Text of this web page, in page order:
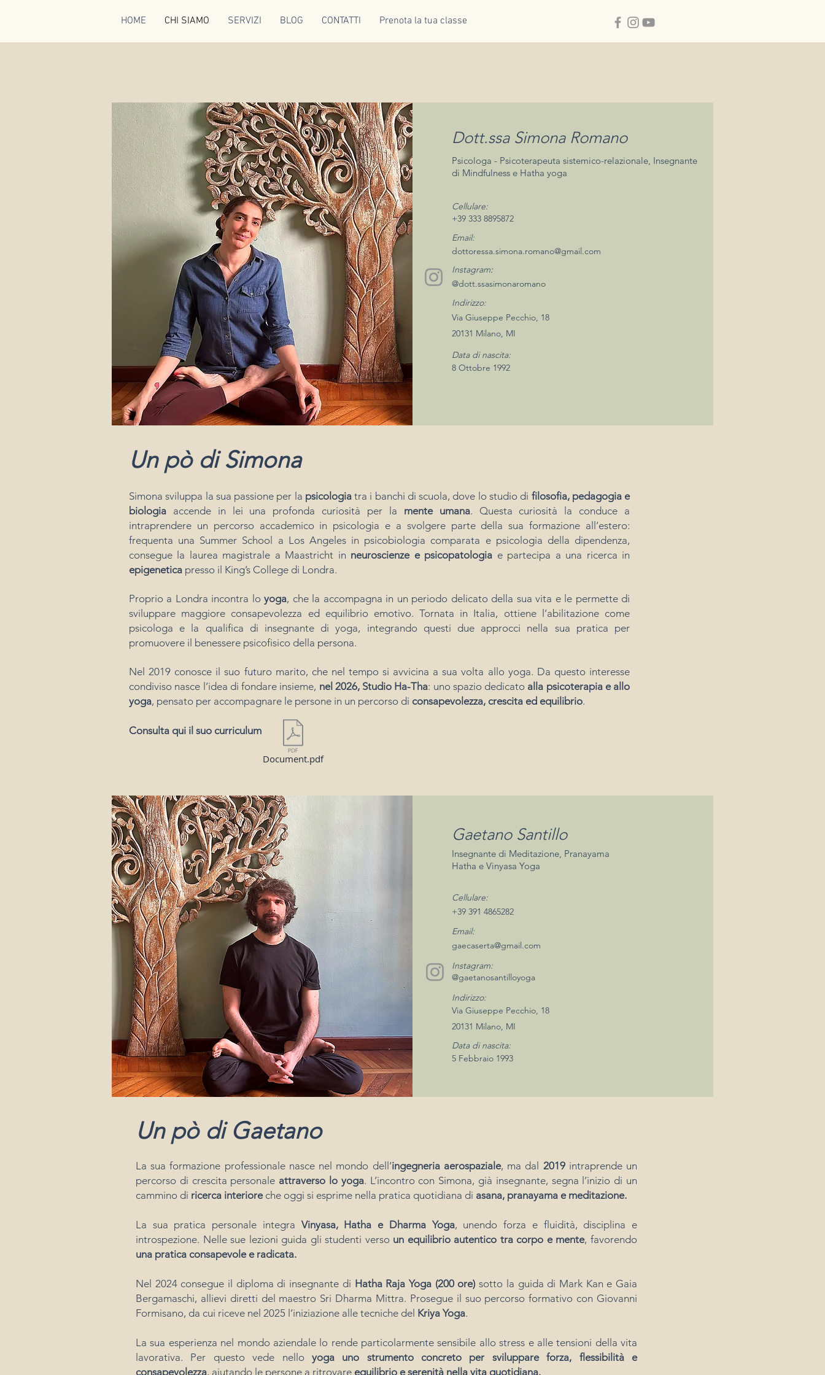
HOME CHI SIAMO SERVIZI BLOG CONTATTI Prenota la tua classe
Dott.ssa Simona Romano
Psicologa - Psicoterapeuta sistemico-relazionale, Insegnante
di Mindfulness e Hatha yoga
Cellulare:
+39 333 8895872
Email:
dottoressa.simona.romano@gmail.com
Instagram:
@dott.ssasimonaromano
Indirizzo:
Via Giuseppe Pecchio, 18
20131 Milano, MI
Data di nascita:
8 Ottobre 1992
Un pò di Simona
Simona sviluppa la sua passione per la psicologiatra i banchi di scuola, dove lo studio di filosofia, pedagogia e
biologia accende in lei una profonda curiosità per la mente umana. Questa curiosità la conduce a
intraprendere un percorso accademico in psicologia e a svolgere parte della sua formazione all’estero:
frequenta una Summer School a Los Angeles in psicobiologia comparata e psicologia della dipendenza,
consegue la laurea magistrale a Maastricht in neuroscienze e psicopatologia e partecipa a una ricerca in
epigenetica presso il King’s College di Londra.
Proprio a Londra incontra loyoga, che la accompagna in un periodo delicato della sua vita e le permette di
sviluppare maggiore consapevolezza ed equilibrio emotivo. Tornata in Italia, ottiene l’abilitazione come
psicologa e la qualifica di insegnante di yoga, integrando questi due approcci nella sua pratica per
promuovere il benessere psicofisico della persona.
Nel 2019 conosce il suo futuro marito, che nel tempo si avvicina a sua volta allo yoga. Da questo interesse
condiviso nasce l’idea di fondare insieme, nel 2026, Studio Ha-Tha: uno spazio dedicato alla psicoterapia e allo
yoga, pensato per accompagnare le persone in un percorso di consapevolezza, crescita ed equilibrio.
Consulta qui il suo curriculum
Document.pdf
Gaetano Santillo
Insegnante di Meditazione, Pranayama
Hatha e Vinyasa Yoga
Cellulare:
+39 391 4865282
Email:
gaecaserta@gmail.com
Instagram:
@gaetanosantilloyoga
Indirizzo:
Via Giuseppe Pecchio, 18
20131 Milano, MI
Data di nascita:
5 Febbraio 1993
Un pò di Gaetano
La sua formazione professionale nasce nel mondo dell’ingegneria aerospaziale, ma dal 2019 intraprende un
percorso di crescita personale attraverso lo yoga. L’incontro con Simona, già insegnante, segna l’inizio di un
cammino di ricerca interiore che oggi si esprime nella pratica quotidiana di asana, pranayama e meditazione.
La sua pratica personale integra Vinyasa, Hatha e Dharma Yoga, unendo forza e fluidità, disciplina e
introspezione. Nelle sue lezioni guida gli studenti verso un equilibrio autentico tra corpo e mente, favorendo
una pratica consapevole e radicata.
Nel 2024 consegue il diploma di insegnante di Hatha Raja Yoga (200 ore) sotto la guida di Mark Kan e Gaia
Bergamaschi, allievi diretti del maestro Sri Dharma Mittra. Prosegue il suo percorso formativo con Giovanni
Formisano, da cui riceve nel 2025 l’iniziazione alle tecniche del Kriya Yoga.
La sua esperienza nel mondo aziendale lo rende particolarmente sensibile allo stress e alle tensioni della vita
lavorativa. Per questo vede nelloyoga uno strumento concreto per sviluppare forza, flessibilità e
consapevolezza, aiutando le persone a ritrovare equilibrio e serenità nella vita quotidiana.